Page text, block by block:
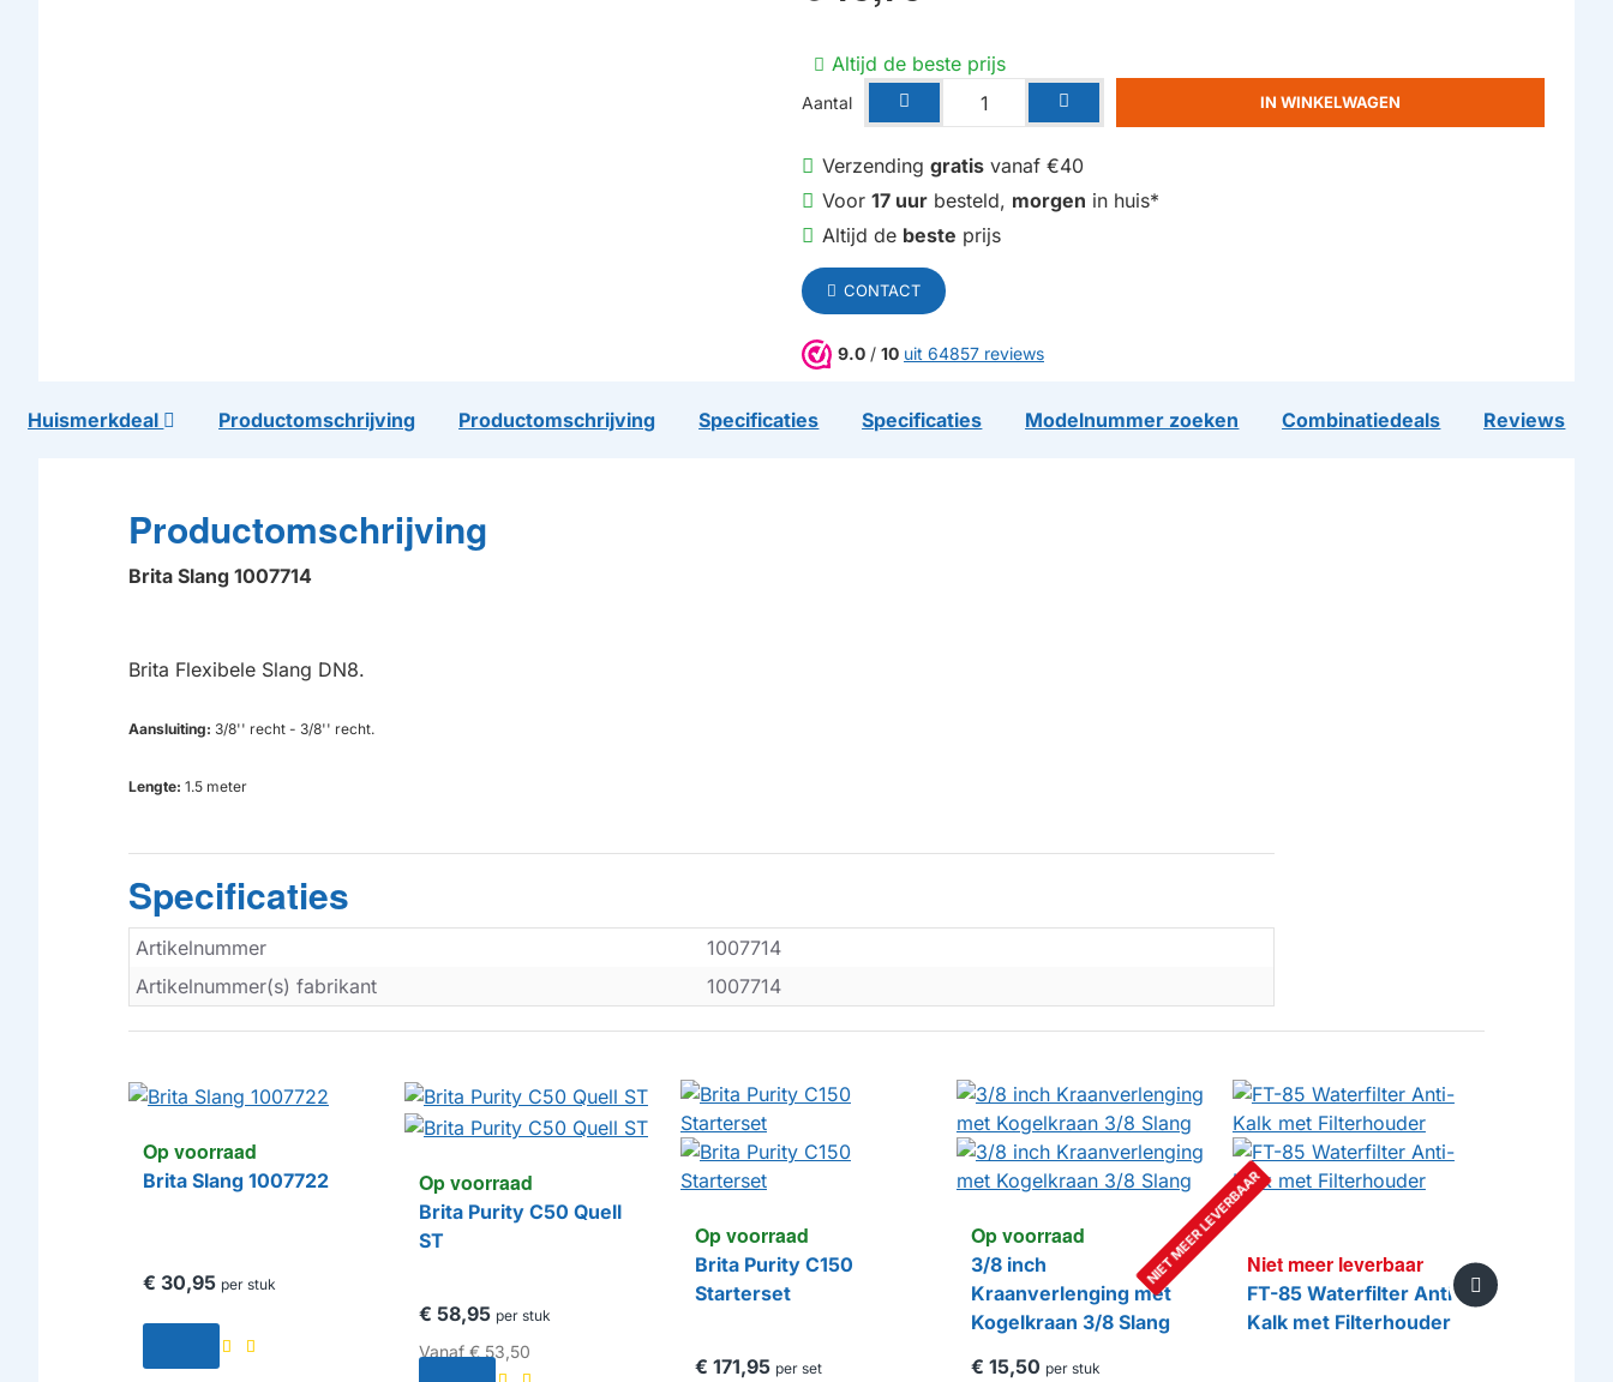
Altijd de beste prijs
Aantal IN WINKELWAGEN
Verzending gratis vanaf €40
Voor 17 uur besteld, morgen in huis*
Altijd de beste prijs
CONTACT
9.0 / 10 uit 64857 reviews
Huismerkdeal Productomschrijving Productomschrijving Specificaties Specificaties Modelnummer zoeken Combinatiedeals Reviews
Productomschrijving
Brita Slang 1007714
Brita Flexibele Slang DN8.
Aansluiting: 3/8'' recht - 3/8'' recht.
Lengte: 1.5 meter
Specificaties
Artikelnummer
1007714
Artikelnummer(s) fabrikant
1007714
Op voorraad
Brita Slang 1007722
€ 30,95 per stuk
Op voorraad
Brita Purity C50 Quell
ST
€ 58,95 per stuk
Vanaf€ 53,50
Op voorraad
Brita Purity C150
Starterset
€ 171,95 per set
Op voorraad
3/8 inch
Kraanverlenging met
Kogelkraan 3/8 Slang
€ 15,50 per stuk
NIET MEER LEVERBAARNiet meer leverbaar
FT-85 Waterfilter Anti-
Kalk met Filterhouder